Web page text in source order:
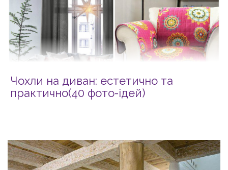
Чохли на диван: естетично та
практично(40 фото-ідей)